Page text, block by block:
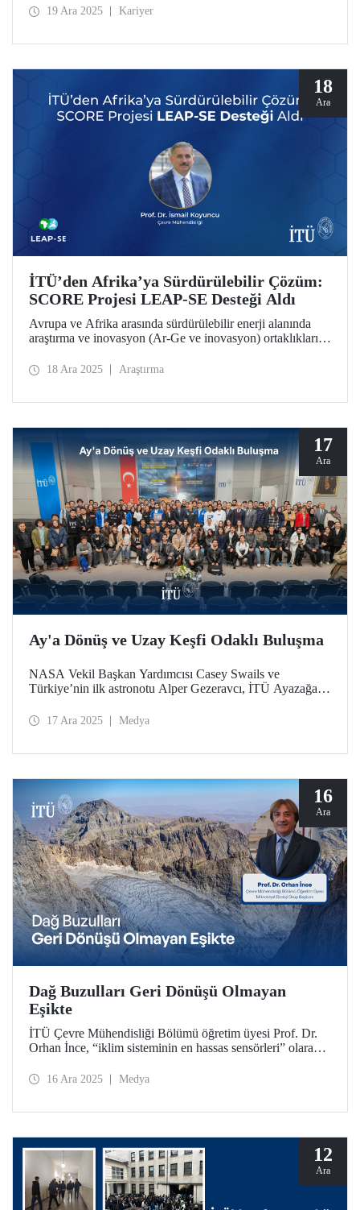
5- 7 Şubat 2026 tarihleri arasında etkinliğin devamı
19 Ara 2025 Kariyer
18
Ara
İTÜ’den Afrika’ya Sürdürülebilir Çözüm:
SCORE Projesi LEAP-SE Desteği Aldı
Avrupa ve Afrika arasında sürdürülebilir enerji alanında
araştırma ve inovasyon (Ar-Ge ve inovasyon) ortaklıklarını
Africa Partnership on Sustainable Energy) çağrısı
hak kazandı.
18 Ara 2025 Araştırma
17
Ara
Ay'a Dönüş ve Uzay Keşfi Odaklı Buluşma
NASA Vekil Başkan Yardımcısı Casey Swails ve
Türkiye’nin ilk astronotu Alper Gezeravcı, İTÜ Ayazağa
gelerek uzay çalışmalarının geleceği, Artemis Programı ve
17 Ara 2025 Medya
16
Ara
Dağ Buzulları Geri Dönüşü Olmayan
Eşikte
İTÜ Çevre Mühendisliği Bölümü öğretim üyesi Prof. Dr.
Orhan İnce, “iklim sisteminin en hassas sensörleri” olarak
geleceği hakkında kapsamlı değerlendirmelerde bulundu.
16 Ara 2025 Medya
12
Ara